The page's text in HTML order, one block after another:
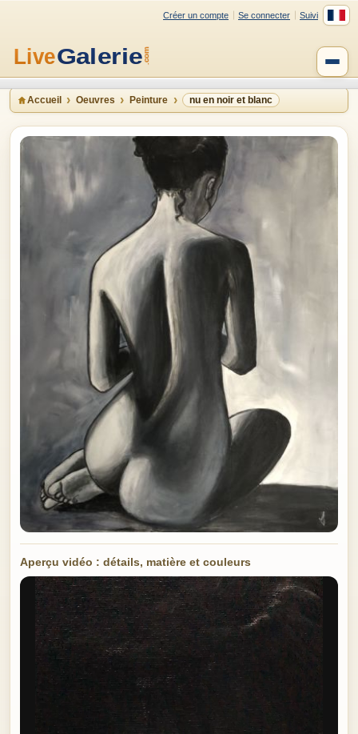
Créer un compte Se connecter Suivi
Accueil Oeuvres Peinture nu en noir et blanc
Aperçu vidéo : détails, matière et couleurs